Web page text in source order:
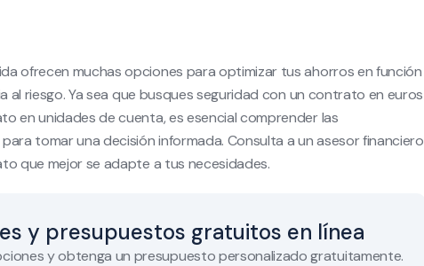
ofrecen muchas opciones para optimizar tus ahorros en función
riesgo. Ya sea que busques seguridad con un contrato en euros
en unidades de cuenta, es esencial comprender las
tomar una decisión informada. Consulta a un asesor financiero
que mejor se adapte a tus necesidades.
y presupuestos gratuitos en línea
y obtenga un presupuesto personalizado gratuitamente.